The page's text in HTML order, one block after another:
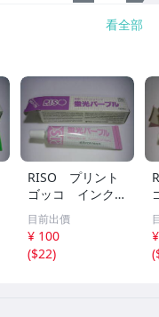
看全部
RISO プリント
ゴッコ インク
蛍光パープル 新
品未使用品
目前出價
¥ 100
($22)
(